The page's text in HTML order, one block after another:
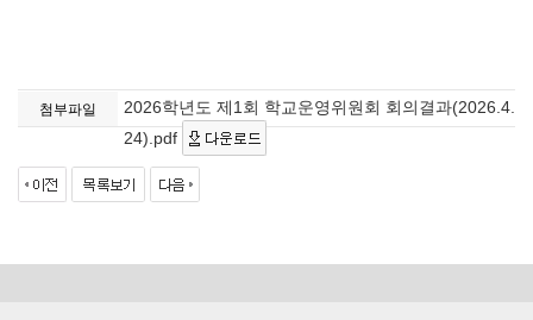
첨부파일
2026학년도 제1회 학교운영위원회 회의결과(2026.4.
24).pdf